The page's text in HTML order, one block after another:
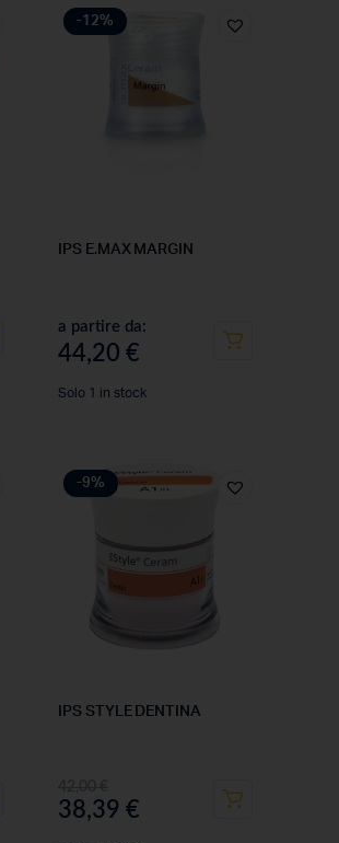
-12%
IPS E.MAX MARGIN
a partire da:
44,20€
Solo 1 in stock
-9%
IPS STYLE DENTINA
38,39€